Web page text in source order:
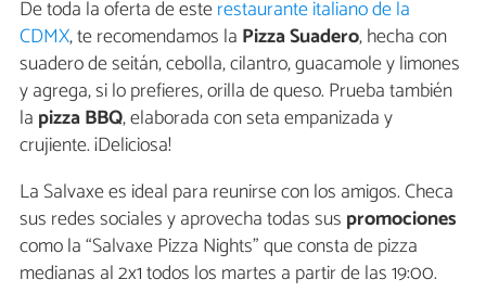
De toda la oferta de esterestaurante italiano de la
CDMX, te recomendamos la Pizza Suadero, hecha con
suadero de seitán, cebolla, cilantro, guacamole y limones
y agrega, si lo prefieres, orilla de queso. Prueba también
la pizza BBQ, elaborada con seta empanizada y
crujiente. ¡Deliciosa!
La Salvaxe es ideal para reunirse con los amigos. Checa
sus redes sociales y aprovecha todas sus promociones
como la “Salvaxe Pizza Nights” que consta de pizza
medianas al 2x1 todos los martes a partir de las 19:00.